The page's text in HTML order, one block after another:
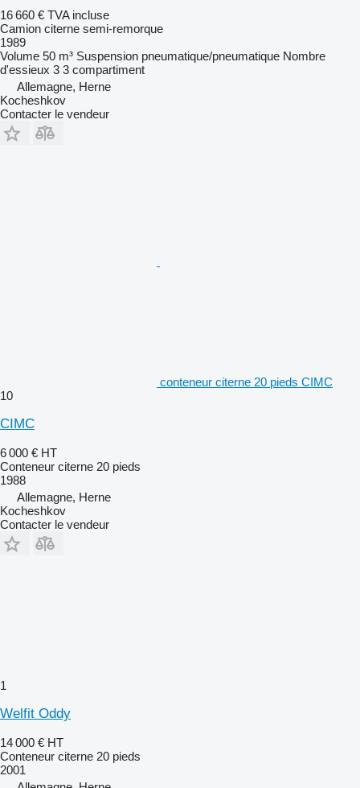
16 660 € TVA incluse
Camion citerne semi-remorque
1989
Volume 50 m³ Suspension pneumatique/pneumatique Nombre
d'essieux 3 3 compartiment
Allemagne, Herne
Kocheshkov
Contacter le vendeur
conteneur citerne 20 pieds CIMC
10
CIMC
6 000 € HT
Conteneur citerne 20 pieds
1988
Allemagne, Herne
Kocheshkov
Contacter le vendeur
1
Welfit Oddy
14 000 € HT
Conteneur citerne 20 pieds
2001